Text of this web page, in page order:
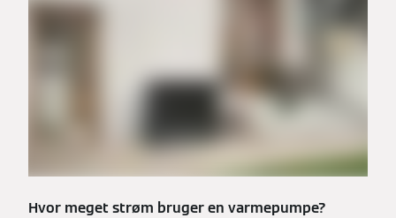
Hvor meget strøm bruger en varmepumpe?